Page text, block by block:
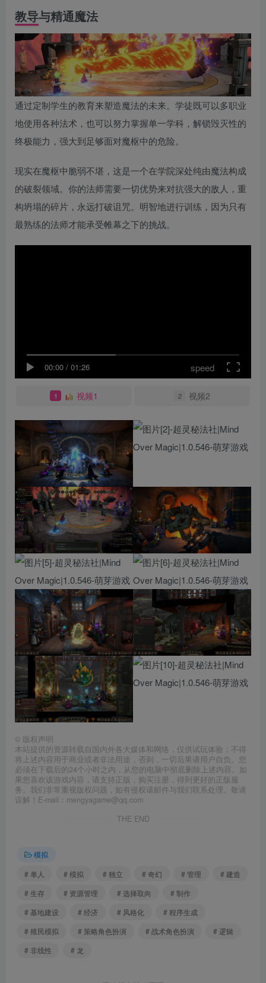
教导与精通魔法
通过定制学生的教育来塑造魔法的未来。学徒既可以多职业
地使用各种法术，也可以努力掌握单一学科，解锁毁灭性的
终极能力，强大到足够面对魔枢中的危险。
现实在魔枢中脆弱不堪，这是一个在学院深处纯由魔法构成
的破裂领域。你的法师需要一切优势来对抗强大的敌人，重
构坍塌的碎片，永远打破诅咒。明智地进行训练，因为只有
最熟练的法师才能承受帷幕之下的挑战。
00:00 / 01:26 speed
1 视频1 2 视频2
© 版权声明
本站提供的资源转载自国内外各大媒体和网络，仅供试玩体验；不得
将上述内容用于商业或者非法用途，否则，一切后果请用户自负。您
必须在下载后的24个小时之内，从您的电脑中彻底删除上述内容。如
果您喜欢该游戏内容，请支持正版，购买注册，得到更好的正版服
务。我们非常重视版权问题，如有侵权请邮件与我们联系处理。敬请
谅解！E-mail：mengyagame@qq.com
THE END
模拟
# 单人
# 模拟 # 独立 # 奇幻 # 管理
# 建造
# 生存
# 资源管理 # 选择取向
# 制作
# 基地建设
# 经济 # 风格化
# 程序生成
# 殖民模拟
# 策略角色扮演 # 战术角色扮演
# 逻辑
# 非线性
# 龙